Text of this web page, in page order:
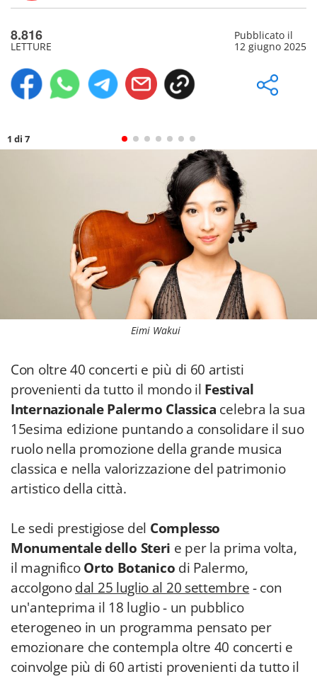
Eimi Wakui
Con oltre 40 concerti e più di 60 artisti
provenienti da tutto il mondo il
Festival
Internazionale Palermo Classica
ruolo nella promozione della grande musica
classica e nella valorizzazione del patrimonio
artistico della città.
Le sedi prestigiose delComplesso
Monumentale dello Sterie per la prima volta,
il magnificoOrto Botanico
un'anteprima il 18 luglio - un pubblico
eterogeneo in un programma pensato per
emozionare che contempla oltre 40 concerti e
coinvolge più di 60 artisti provenienti da tutto il
mondo.
Con questa nuova edizione, il Festival si
conferma tra le realtà culturali più significative